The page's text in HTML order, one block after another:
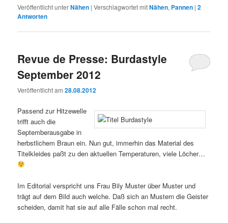
Veröffentlicht unterNähen |Verschlagwortet mitNähen, Pannen |2
Antworten
Revue de Presse: Burdastyle
September 2012
Veröffentlicht am28.08.2012
Passend zur Hitzewelle
trifft auch die
Septemberausgabe in
herbstlichem Braun ein. Nun gut, immerhin das Material des
Titelkleides paßt zu den aktuellen Temperaturen, viele Löcher…
Im Editorial verspricht uns Frau Bily Muster über Muster und
trägt auf dem Bild auch welche. Daß sich an Mustern die Geister
scheiden, damit hat sie auf alle Fälle schon mal recht.